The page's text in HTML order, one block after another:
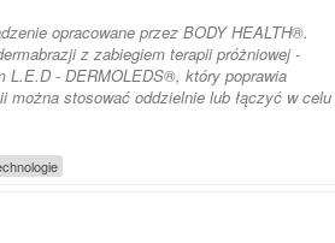
opracowane przez BODY HEALTH®.
z zabiegiem terapii próżniowej -
L.E.D - DERMOLEDS®, który poprawia
można stosować oddzielnie lub łączyć w celu